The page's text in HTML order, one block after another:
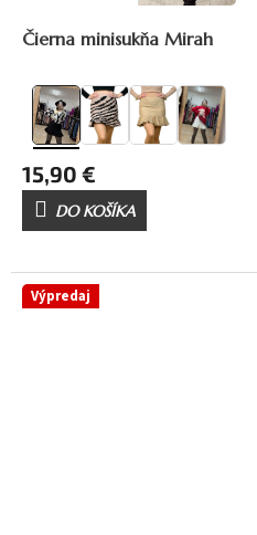
Čierna minisukňa Mirah
15,90 €
DO KOŠÍKA
Výpredaj